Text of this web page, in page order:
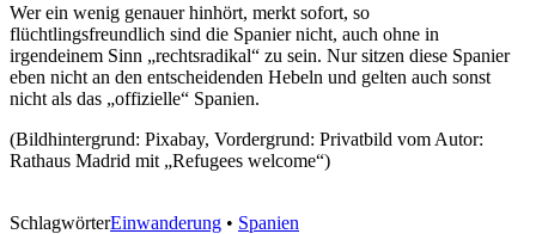
Wer ein wenig genauer hinhört, merkt sofort, so
flüchtlingsfreundlich sind die Spanier nicht, auch ohne in
irgendeinem Sinn „rechtsradikal“ zu sein. Nur sitzen diese Spanier
eben nicht an den entscheidenden Hebeln und gelten auch sonst
nicht als das „offizielle“ Spanien.
(Bildhintergrund: Pixabay, Vordergrund: Privatbild vom Autor:
Rathaus Madrid mit „Refugees welcome“)
SchlagwörterEinwanderung • Spanien